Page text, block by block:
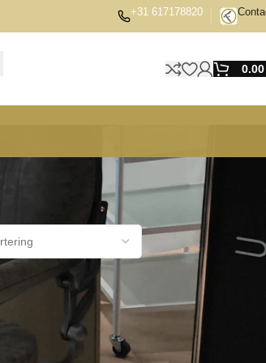
+31 617178820